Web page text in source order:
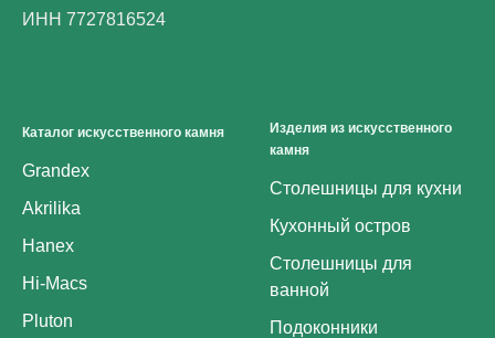
ИНН 7727816524
Каталог искусственного камня
Grandex
Akrilika
Hanex
Hi-Macs
Pluton
Изделия из искусственного
камня
Столешницы для кухни
Кухонный остров
Столешницы для
ванной
Подоконники